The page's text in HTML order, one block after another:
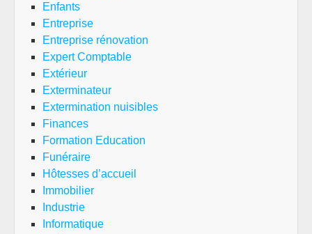
Enfants
Entreprise
Entreprise rénovation
Expert Comptable
Extérieur
Exterminateur
Extermination nuisibles
Finances
Formation Education
Funéraire
Hôtesses d’accueil
Immobilier
Industrie
Informatique